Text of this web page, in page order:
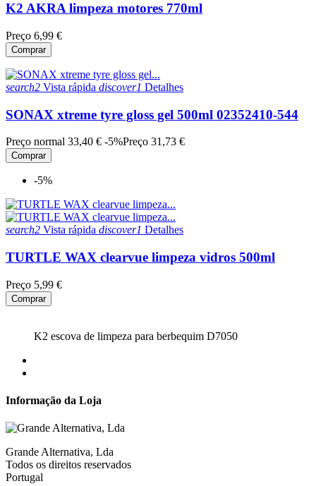
K2 AKRA limpeza motores 770ml
Preço 6,99 €
Comprar
search2 Vista rápida discover1 Detalhes
SONAX xtreme tyre gloss gel 500ml 02352410-544
Preço normal 33,40 € -5%Preço 31,73 €
Comprar
-5%
search2 Vista rápida discover1 Detalhes
TURTLE WAX clearvue limpeza vidros 500ml
Preço 5,99 €
Comprar
K2 escova de limpeza para berbequim D7050
Informação da Loja
Grande Alternativa, Lda
Todos os direitos reservados
Portugal